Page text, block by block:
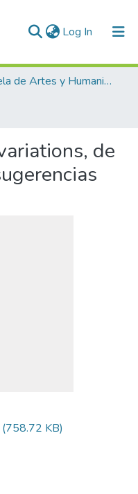
Log In (current)
Escuela de Artes y Humanidades
de
(758.72 KB)